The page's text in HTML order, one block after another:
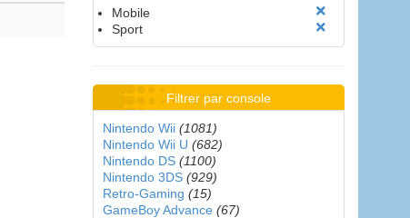
Mobile
Sport
Filtrer par console
Nintendo Wii (1081)
Nintendo Wii U (682)
Nintendo DS (1100)
Nintendo 3DS (929)
Retro-Gaming (15)
GameBoy Advance (67)